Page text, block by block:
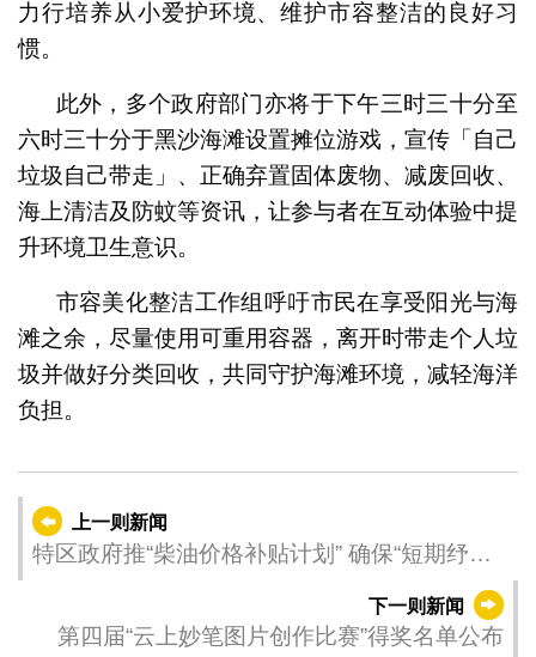
力行培养从小爱护环境、维护市容整洁的良好习
惯。
此外，多个政府部门亦将于下午三时三十分至
六时三十分于黑沙海滩设置摊位游戏，宣传「自己
垃圾自己带走」、正确弃置固体废物、减废回收、
海上清洁及防蚊等资讯，让参与者在互动体验中提
升环境卫生意识。
市容美化整洁工作组呼吁市民在享受阳光与海
滩之余，尽量使用可重用容器，离开时带走个人垃
圾并做好分类回收，共同守护海滩环境，减轻海洋
负担。
上一则新闻
特区政府推“柴油价格补贴计划” 确保“短期纾
下一则新闻
第四届“云上妙笔图片创作比赛”得奖名单公布